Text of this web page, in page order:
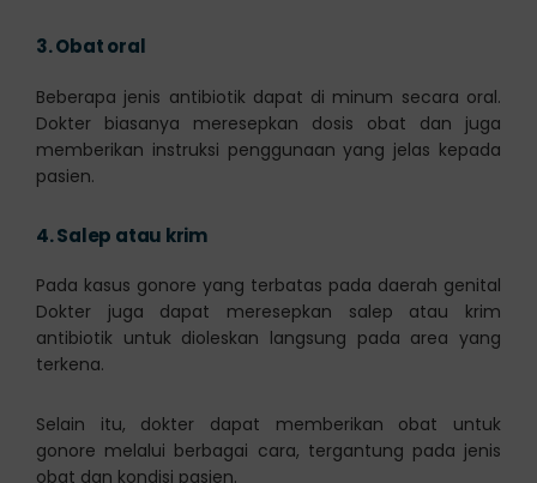
3.Obat oral
Beberapa jenis antibiotik dapat di minum secara oral.
Dokter biasanya meresepkan dosis obat dan juga
memberikan instruksi penggunaan yang jelas kepada
pasien.
4.Salep atau krim
Pada kasus gonore yang terbatas pada daerah genital
Dokter juga dapat meresepkan salep atau krim
antibiotik untuk dioleskan langsung pada area yang
terkena.
Selain itu, dokter dapat memberikan obat untuk
gonore melalui berbagai cara, tergantung pada jenis
obat dan kondisi pasien.